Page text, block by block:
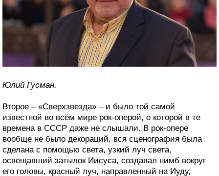
Юлий Гусман.
Второе – «Сверхзвезда» – и было той самой
известной во всём мире рок-оперой, о которой в те
времена в СССР даже не слышали. В рок-опере
вообще не было декораций, вся сценография была
сделана с помощью света, узкий луч света,
освещавший затылок Иисуса, создавал нимб вокруг
его головы, красный луч, направленный на Иуду,